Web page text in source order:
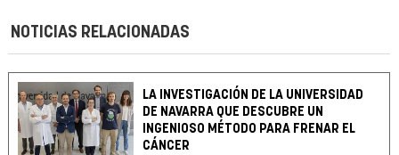
NOTICIAS RELACIONADAS
LA INVESTIGACIÓN DE LA UNIVERSIDAD
DE NAVARRA QUE DESCUBRE UN
INGENIOSO MÉTODO PARA FRENAR EL
CÁNCER